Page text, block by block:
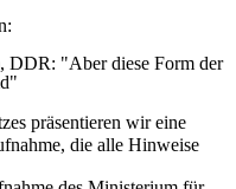
DDR: "Aber diese Form der
präsentieren wir eine
die alle Hinweise